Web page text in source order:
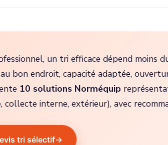
un tri efficace dépend moins
bon endroit, capacité adaptée,
10 solutions Norméquip
collecte interne, extérieur), avec
tri sélectif→